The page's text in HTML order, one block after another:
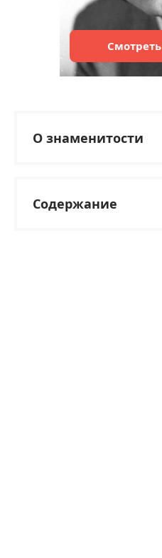
Смотреть
О знаменитости
Содержание